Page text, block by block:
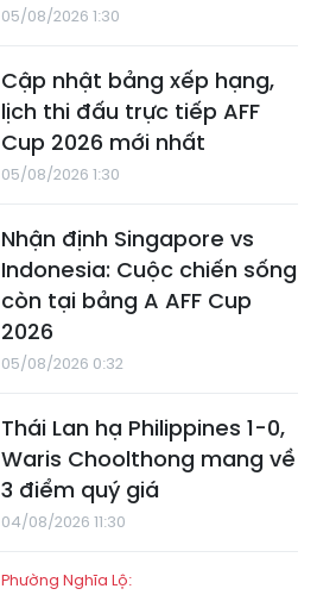
05/08/2026 1:30
Cập nhật bảng xếp hạng,
lịch thi đấu trực tiếp AFF
Cup 2026 mới nhất
05/08/2026 1:30
Nhận định Singapore vs
Indonesia: Cuộc chiến sống
còn tại bảng A AFF Cup
2026
05/08/2026 0:32
Thái Lan hạ Philippines 1-0,
Waris Choolthong mang về
3 điểm quý giá
04/08/2026 11:30
Phường Nghĩa Lộ: